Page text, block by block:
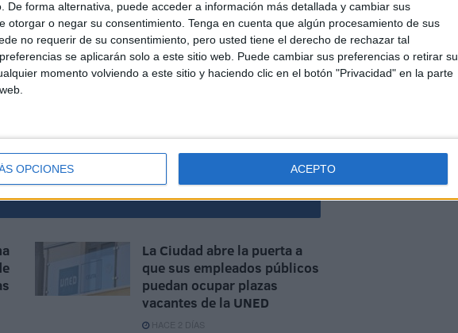
De forma alternativa, puede acceder a información más detallada y cambiar sus
otorgar o negar su consentimiento. Tenga en cuenta que algún procesamiento de sus
no requerir de su consentimiento, pero usted tiene el derecho de rechazar tal
se aplicarán solo a este sitio web. Puede cambiar sus preferencias o retirar su
momento volviendo a este sitio y haciendo clic en el botón "Privacidad" en la parte
OPCIONES ACEPTO
La Ciudad abre la puerta a
que sus empleados públicos
puedan ocupar plazas
vacantes de la UNED
HACE 2 DÍAS